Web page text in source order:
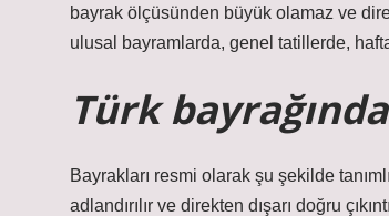
bayrak ölçüsünden büyük olamaz ve
ulusal bayramlarda, genel tatillerde,
Türk
Bayrakları resmi olarak şu şekilde
adlandırılır ve direkten dışarı doğru